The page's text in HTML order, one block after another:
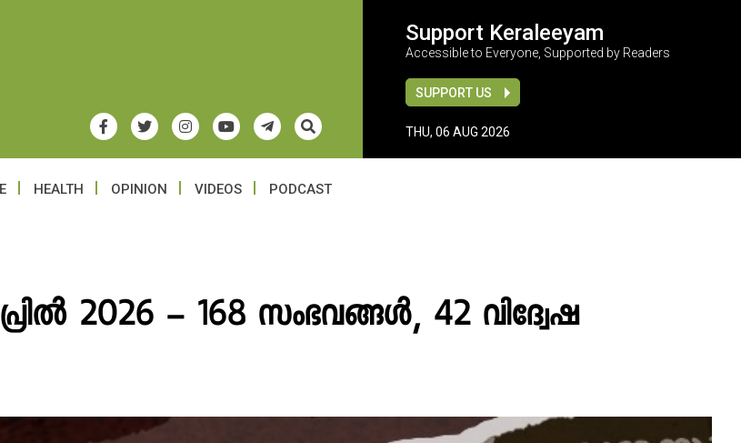
Support Keraleeyam
Accessible to Everyone, Supported by Readers
SUPPORT US
THU, 06 AUG 2026
HEALTH OPINION VIDEOS PODCAST
2026 – 168 സംഭവങ്ങൾ, 42 വിദ്വേഷ